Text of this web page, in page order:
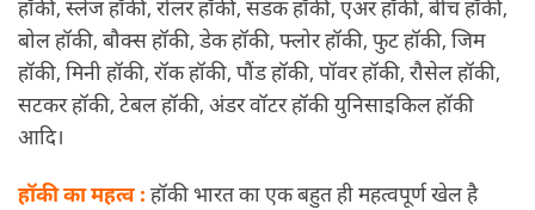
हॉकी, स्लेज हॉकी, रोलर हॉकी, सडक हॉकी, एअर हॉकी, बीच हॉकी,
बोल हॉकी, बौक्स हॉकी, डेक हॉकी, फ्लोर हॉकी, फुट हॉकी, जिम
हॉकी, मिनी हॉकी, रॉक हॉकी, पौंड हॉकी, पॉवर हॉकी, रौसेल हॉकी,
सटकर हॉकी, टेबल हॉकी, अंडर वॉटर हॉकी युनिसाइकिल हॉकी
आदि।
हॉकी का महत्व : हॉकी भारत का एक बहुत ही महत्वपूर्ण खेल है